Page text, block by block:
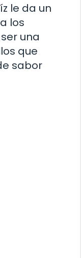
le da un
los
una
que
sabor